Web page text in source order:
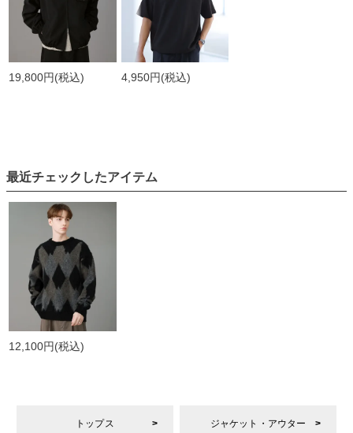
19,800円(税込) 4,950円(税込)
最近チェックしたアイテム
12,100円(税込)
トップス ジャケット・アウター